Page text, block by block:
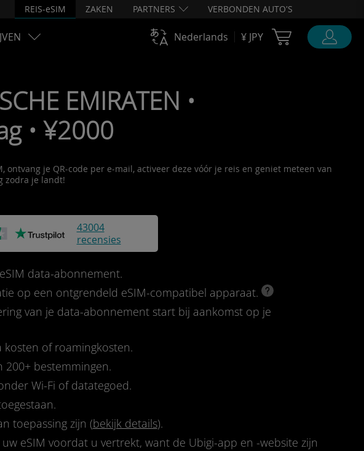
REIS-eSIM ZAKEN PARTNERS VERBONDEN AUTO'S
Nederlands ¥ JPY Cart Ubigi
EMIRATEN •
• ¥2000
je QR-code per e-mail, activeer deze vóór je reis en geniet meteen van
zodra je landt!
43004
recensies
data-abonnement.
op een ontgrendeld eSIM-compatibel apparaat.
van je data-abonnement start bij aankomst op je
of roamingkosten.
200+ bestemmingen.
Wi-Fi of datategoed.
toepassing zijn (bekijk details).
eSIM voordat u vertrekt, want de Ubigi-app en -website zijn